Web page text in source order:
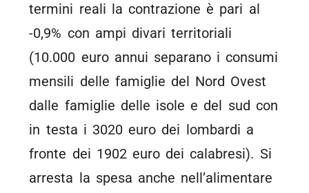
termini reali la contrazione è pari al
-0,9% con ampi divari territoriali
(10.000 euro annui separano i consumi
mensili delle famiglie del Nord Ovest
dalle famiglie delle isole e del sud con
in testa i 3020 euro dei lombardi a
fronte dei 1902 euro dei calabresi). Si
arresta la spesa anche nell’alimentare